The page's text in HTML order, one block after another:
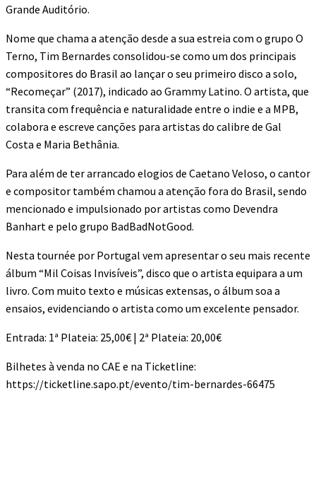
Grande Auditório.
Nome que chama a atenção desde a sua estreia com o grupo O
Terno, Tim Bernardes consolidou-se como um dos principais
compositores do Brasil ao lançar o seu primeiro disco a solo,
“Recomeçar” (2017), indicado ao Grammy Latino. O artista, que
transita com frequência e naturalidade entre o indie e a MPB,
colabora e escreve canções para artistas do calibre de Gal
Costa e Maria Bethânia.
Para além de ter arrancado elogios de Caetano Veloso, o cantor
e compositor também chamou a atenção fora do Brasil, sendo
mencionado e impulsionado por artistas como Devendra
Banhart e pelo grupo BadBadNotGood.
Nesta tournée por Portugal vem apresentar o seu mais recente
álbum “Mil Coisas Invisíveis”, disco que o artista equipara a um
livro. Com muito texto e músicas extensas, o álbum soa a
ensaios, evidenciando o artista como um excelente pensador.
Entrada: 1ª Plateia: 25,00€ | 2ª Plateia: 20,00€
Bilhetes à venda no CAE e na Ticketline:
https://ticketline.sapo.pt/evento/tim-bernardes-66475